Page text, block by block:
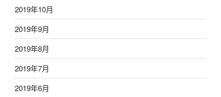
2019年10月
2019年9月
2019年8月
2019年7月
2019年6月